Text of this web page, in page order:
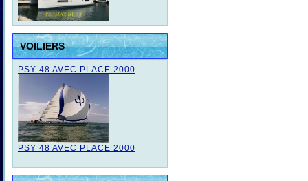
VOILIERS
PSY 48 AVEC PLACE 2000
PSY 48 AVEC PLACE 2000